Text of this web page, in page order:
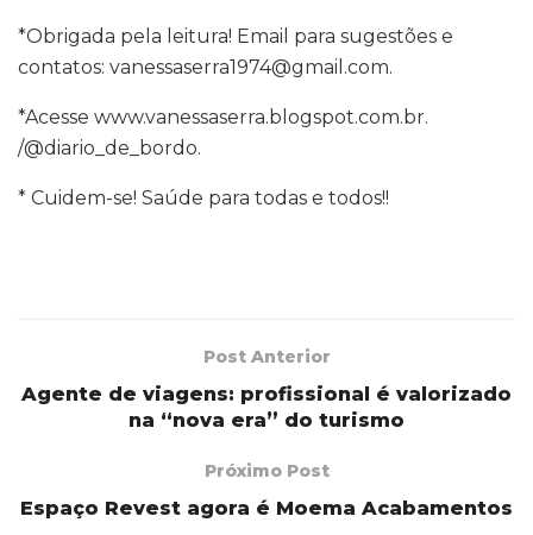
*Obrigada pela leitura! Email para sugestões e
contatos: vanessaserra1974@gmail.com.
*Acesse www.vanessaserra.blogspot.com.br.
/@diario_de_bordo.
* Cuidem-se! Saúde para todas e todos!!
Post Anterior
Agente de viagens: profissional é valorizado
na “nova era” do turismo
Próximo Post
Espaço Revest agora é Moema Acabamentos